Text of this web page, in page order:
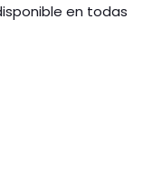
en todas